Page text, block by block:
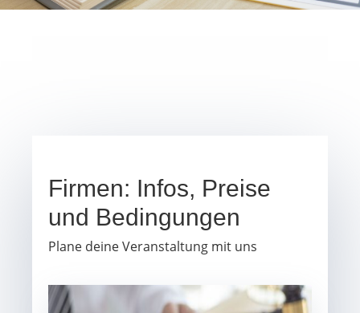
Firmen: Infos, Preise
und Bedingungen
Plane deine Veranstaltung mit uns